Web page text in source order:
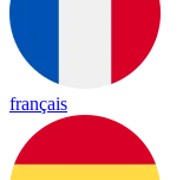
français